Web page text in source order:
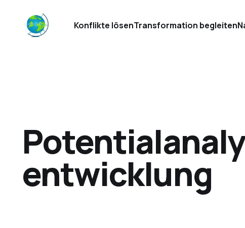
Konflikte lösenTransformation begleiten
entwicklung